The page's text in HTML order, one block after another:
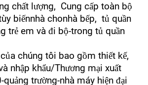
chất lượng, Cung cấp toàn bộ
biếnnhà chonhà bếp, tủ quần
trẻ em và đi bộ-trong tủ quần
chúng tôi bao gồm thiết kế,
nhập khẩu/Thương mại xuất
trường-nhà máy hiện đại